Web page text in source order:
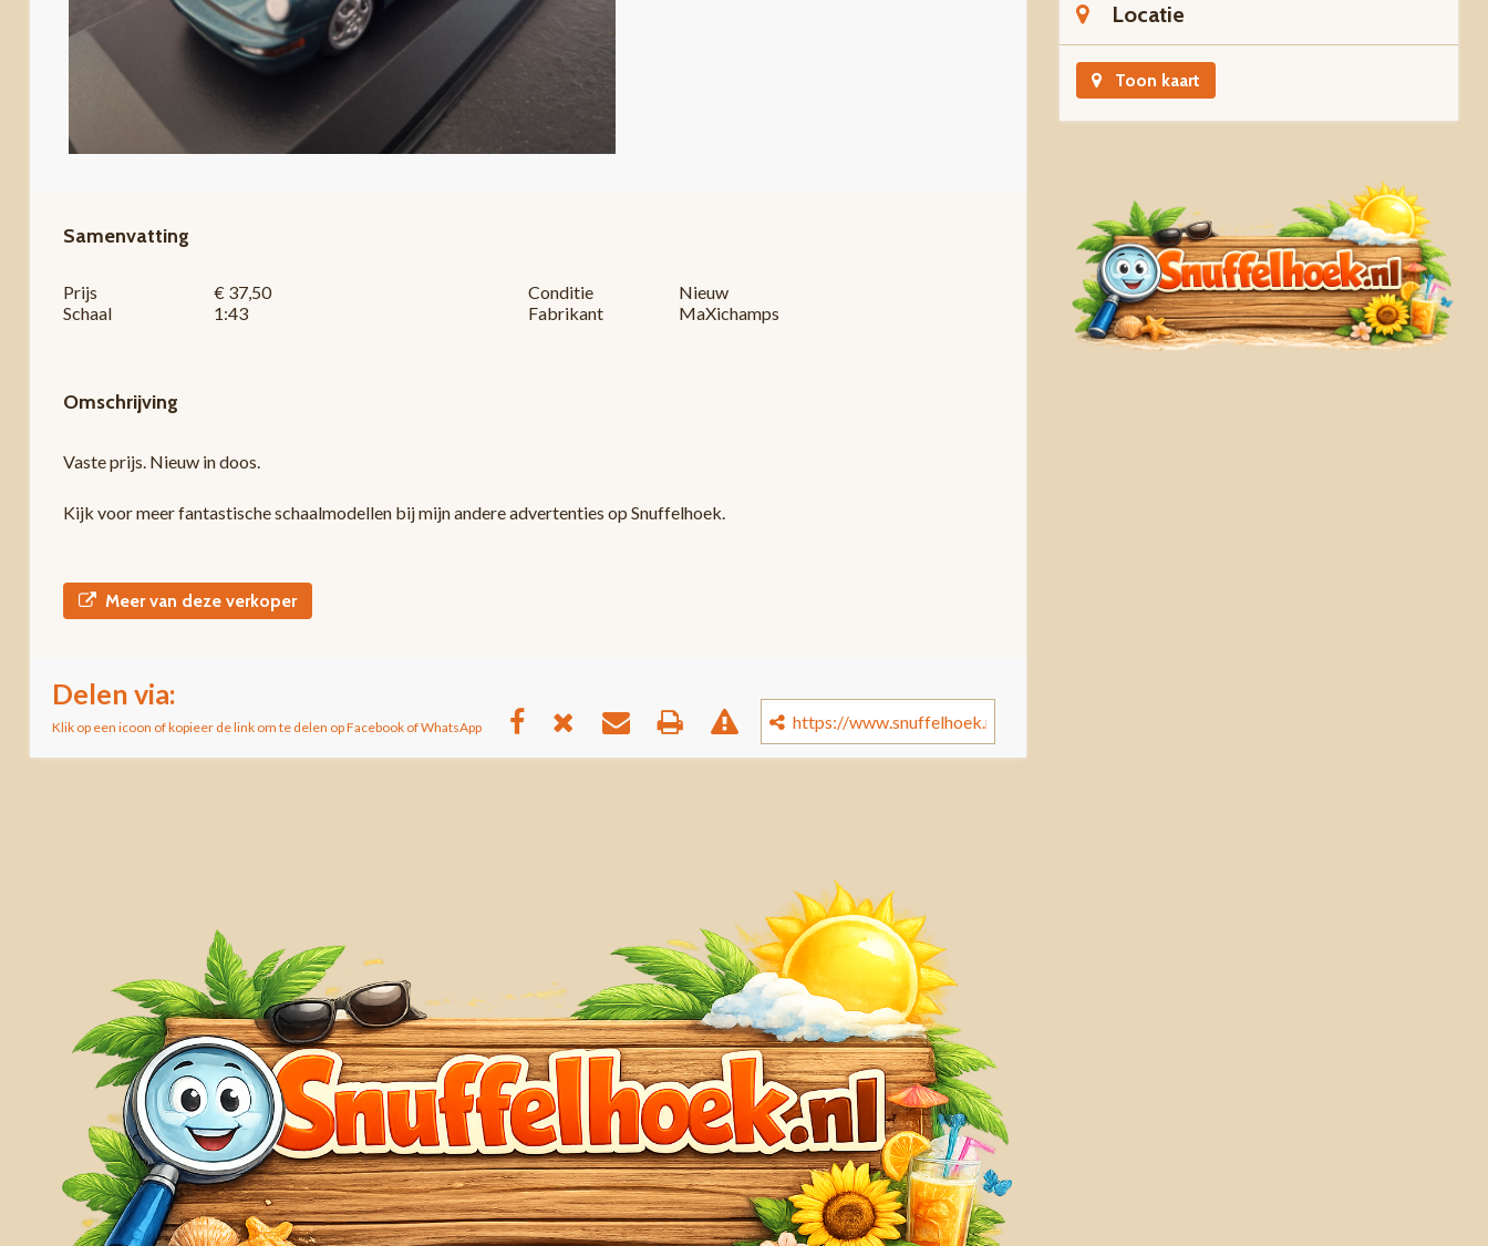
Samenvatting
Prijs € 37,50 Conditie
Nieuw
Schaal
1:43 Fabrikant MaXichamps
Omschrijving
Vaste prijs. Nieuw in doos.
Kijk voor meer fantastische schaalmodellen bij mijn andere advertenties op Snuffelhoek.
Meer van deze verkoper
Delen via:
Klik op een icoon of kopieer de link om te delen op Facebook of WhatsApp
Locatie
Toon kaart